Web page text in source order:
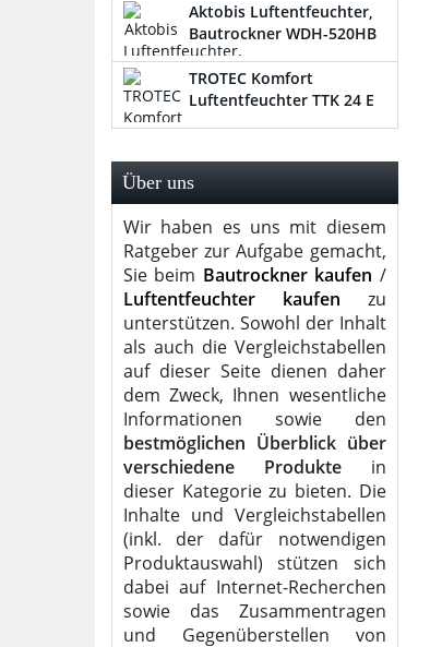
Aktobis Luftentfeuchter,
Bautrockner WDH-520HB
TROTEC Komfort
Luftentfeuchter TTK 24 E
Über uns
Wir haben es uns mit diesem
Ratgeber zur Aufgabe gemacht,
Sie beim Bautrockner kaufen /
Luftentfeuchter kaufen zu
unterstützen. Sowohl der Inhalt
als auch die Vergleichstabellen
auf dieser Seite dienen daher
dem Zweck, Ihnen wesentliche
Informationen sowie den
bestmöglichen Überblick über
verschiedene Produktein
dieser Kategorie zu bieten. Die
Inhalte und Vergleichstabellen
(inkl. der dafür notwendigen
Produktauswahl) stützen sich
dabei auf Internet-Recherchen
sowie das Zusammentragen
und Gegenüberstellen von